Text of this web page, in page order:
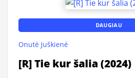
DAUGIAU
Onutė Juškienė
[R] Tie kur šalia (2024)